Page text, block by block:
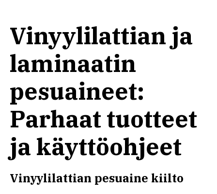
Vinyylilattian ja
laminaatin
pesuaineet:
Parhaat tuotteet
ja käyttöohjeet
Vinyylilattian pesuaine kiilto